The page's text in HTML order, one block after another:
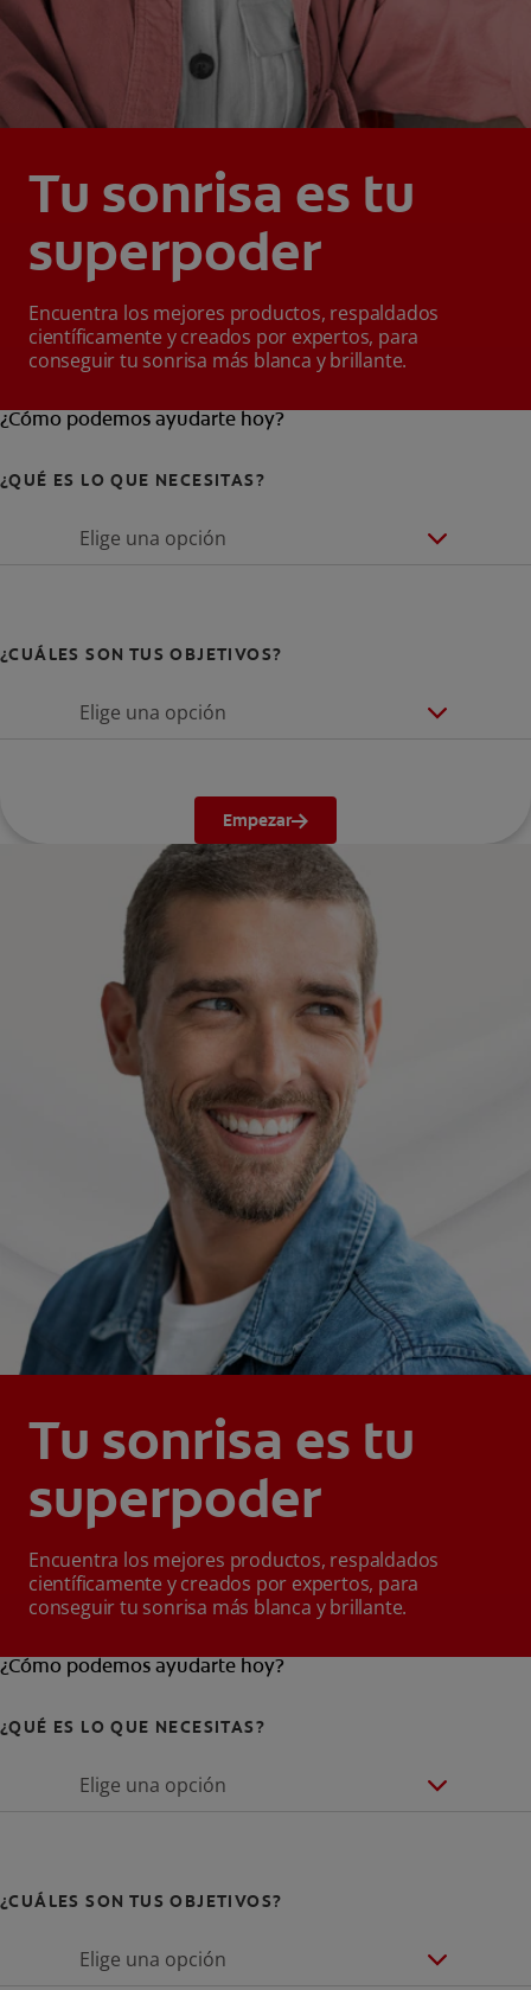
Tu sonrisa es tu
superpoder
Encuentra los mejores productos, respaldados
científicamente y creados por expertos, para
conseguir tu sonrisa más blanca y brillante.
¿Cómo podemos ayudarte hoy?
¿QUÉ ES LO QUE NECESITAS?
Elige una opción
¿CUÁLES SON TUS OBJETIVOS?
Elige una opción
Empezar
Tu sonrisa es tu
superpoder
Encuentra los mejores productos, respaldados
científicamente y creados por expertos, para
conseguir tu sonrisa más blanca y brillante.
¿Cómo podemos ayudarte hoy?
¿QUÉ ES LO QUE NECESITAS?
Elige una opción
¿CUÁLES SON TUS OBJETIVOS?
Elige una opción